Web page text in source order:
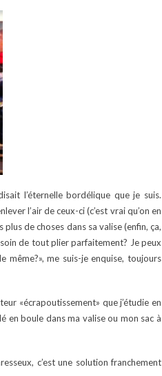
l’éternelle bordélique que je suis.
l’air de ceux-ci (c’est vrai qu’on en
de choses dans sa valise (enfin, ça,
de tout plier parfaitement? Je peux
même?», me suis-je enquise, toujours
«écrapoutissement» que j’étudie en
en boule dans ma valise ou mon sac à
c’est une solution franchement